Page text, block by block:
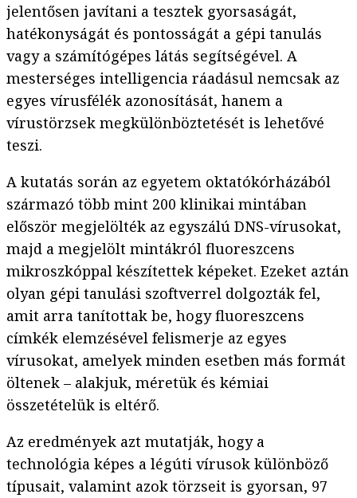
jelentősen javítani a tesztek gyorsaságát,
hatékonyságát és pontosságát a gépi tanulás
vagy a számítógépes látás segítségével. A
mesterséges intelligencia ráadásul nemcsak az
egyes vírusfélék azonosítását, hanem a
vírustörzsek megkülönböztetését is lehetővé
teszi.
A kutatás során az egyetem oktatókórházából
származó több mint 200 klinikai mintában
először megjelölték az egyszálú DNS-vírusokat,
majd a megjelölt mintákról fluoreszcens
mikroszkóppal készítettek képeket. Ezeket aztán
olyan gépi tanulási szoftverrel dolgozták fel,
amit arra tanítottak be, hogy fluoreszcens
címkék elemzésével felismerje az egyes
vírusokat, amelyek minden esetben más formát
öltenek – alakjuk, méretük és kémiai
összetételük is eltérő.
Az eredmények azt mutatják, hogy a
technológia képes a légúti vírusok különböző
típusait, valamint azok törzseit is gyorsan, 97